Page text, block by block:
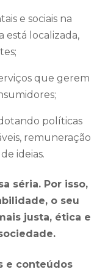
e sociais na
está localizada,
que gerem
políticas
remuneração
ideias.
séria. Por isso,
o seu
justa, ética e
e conteúdos